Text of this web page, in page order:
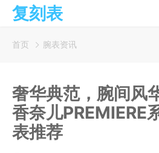
复刻表
首页 腕表资讯
奢华典范，腕间
香奈儿PREMIERE
表推荐